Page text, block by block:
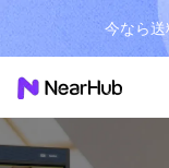
今なら